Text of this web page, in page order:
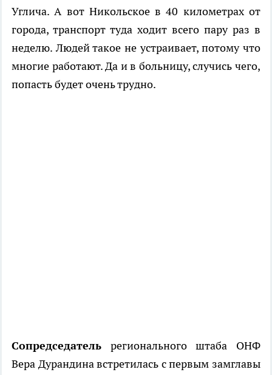
Углича. А вот Никольское в 40 километрах от
города, транспорт туда ходит всего пару раз в
неделю. Людей такое не устраивает, потому что
многие работают. Да и в больницу, случись чего,
попасть будет очень трудно.
Сопредседатель регионального штаба ОНФ
Вера Дурандина встретилась с первым замглавы